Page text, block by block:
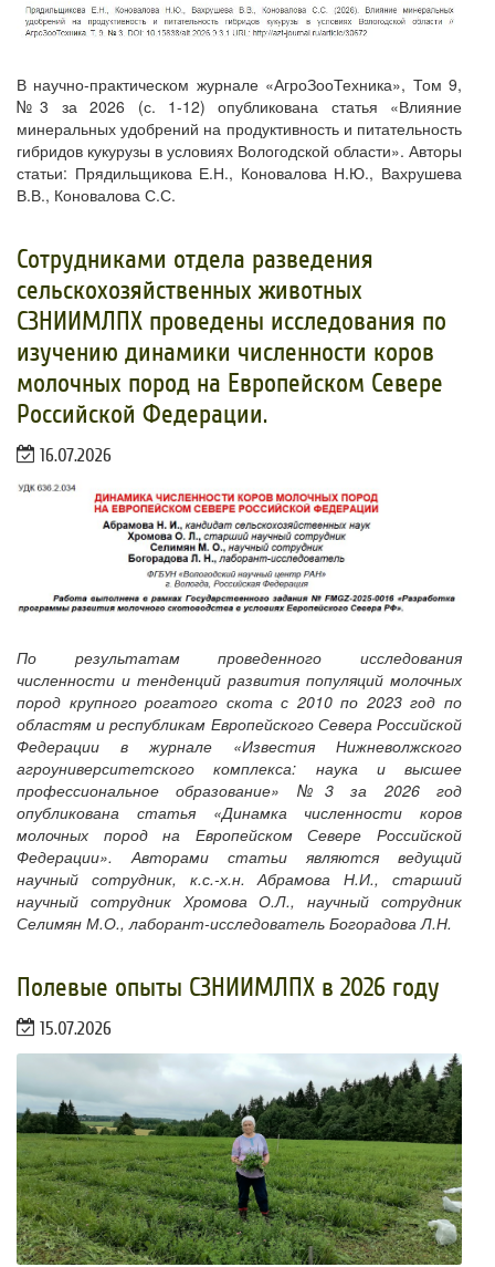
В научно-практическом журнале «АгроЗооТехника», Том 9,
№3 за 2026 (с. 1-12) опубликована статья «Влияние
минеральных удобрений на продуктивность и питательность
гибридов кукурузы в условиях Вологодской области». Авторы
статьи: Прядильщикова Е.Н., Коновалова Н.Ю., Вахрушева
В.В., Коновалова С.С.
Сотрудниками отдела разведения
сельскохозяйственных животных
СЗНИИМЛПХ проведены исследования по
изучению динамики численности коров
молочных пород на Европейском Севере
Российской Федерации.
16.07.2026
По результатам проведенного исследования
численности и тенденций развития популяций молочных
пород крупного рогатого скота с 2010 по 2023 год по
областям и республикам Европейского Севера Российской
Федерации в журнале «Известия Нижневолжского
агроуниверситетского комплекса: наука и высшее
профессиональное образование» №3 за 2026 год
опубликована статья «Динамка численности коров
молочных пород на Европейском Севере Российской
Федерации». Авторами статьи являются ведущий
научный сотрудник, к.с.-х.н. Абрамова Н.И., старший
научный сотрудник Хромова О.Л., научный сотрудник
Селимян М.О., лаборант-исследователь Богорадова Л.Н.
Полевые опыты СЗНИИМЛПХ в 2026 году
15.07.2026